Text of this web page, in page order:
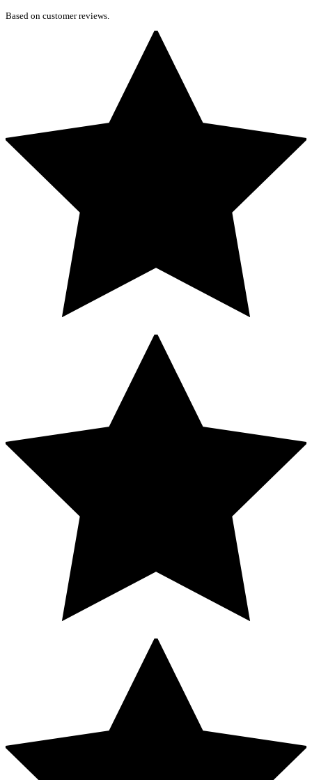
Based on customer reviews.